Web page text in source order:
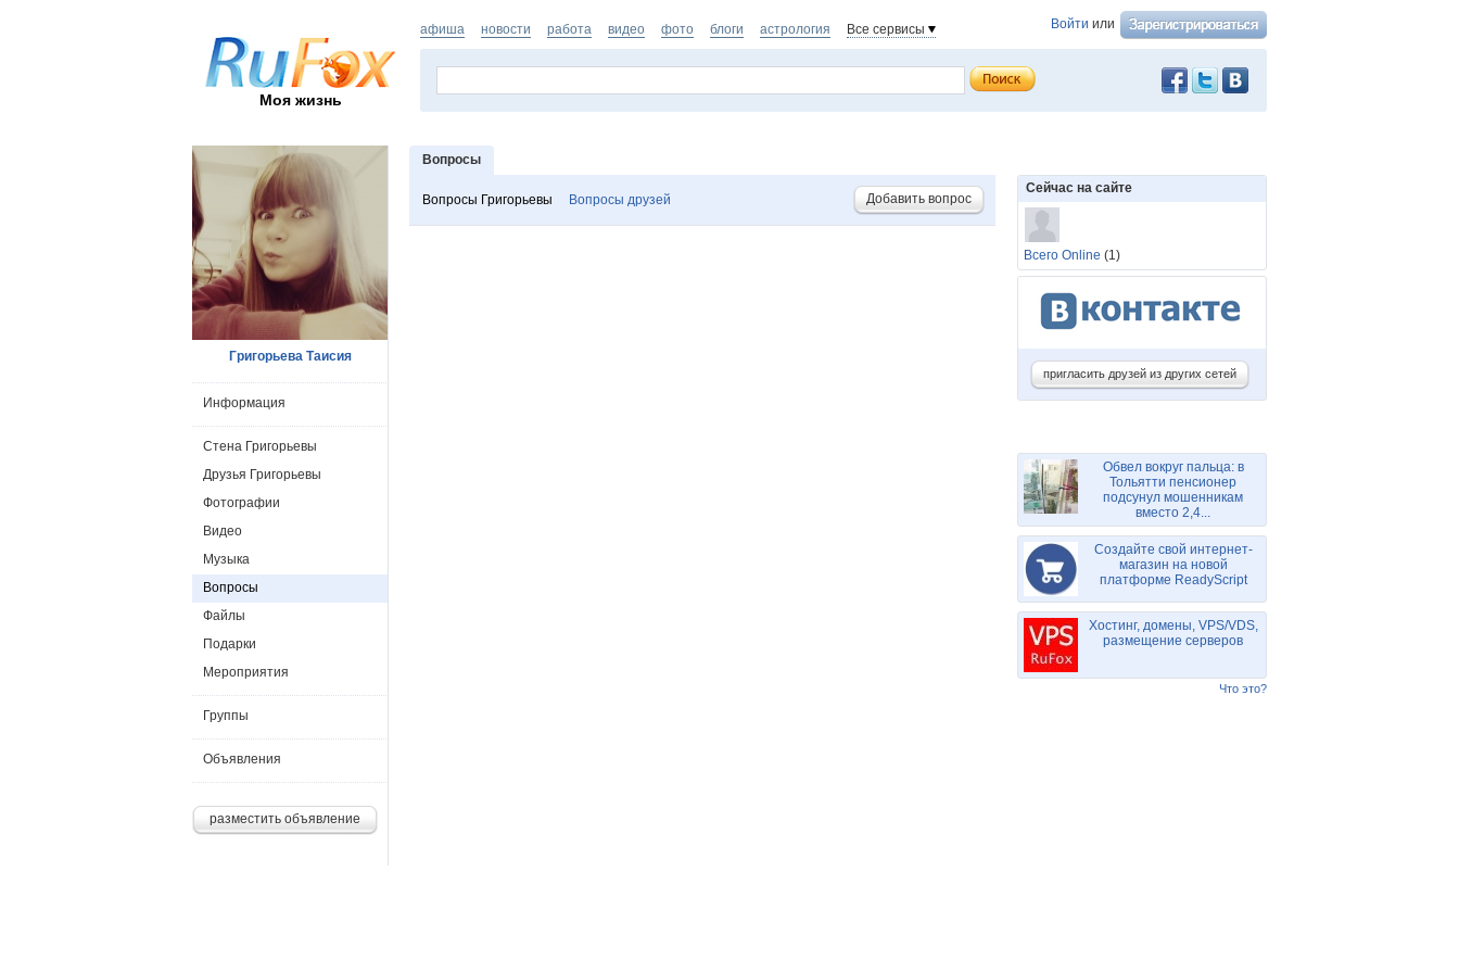
Моя жизнь
Войти или
афиша новости работа видео фото блоги астрология Все сервисы
Вопросы
Вопросы Григорьевы Вопросы друзей Добавить вопрос
Григорьева Таисия
Информация
Стена Григорьевы
Друзья Григорьевы
Фотографии
Видео
Музыка
Вопросы
Файлы
Подарки
Мероприятия
Группы
Объявления
разместить объявление
Сейчас на сайте
Всего Online (1)
пригласить друзей из других сетей
Обвел вокруг пальца: в
Тольятти пенсионер
подсунул мошенникам
вместо 2,4...
Создайте свой интернет-
магазин на новой
платформе ReadyScript
Хостинг, домены, VPS/VDS,
размещение серверов
Что это?